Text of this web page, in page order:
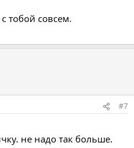
тобой совсем.
#7
не надо так больше.